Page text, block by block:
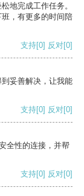
地完成工作任务。
，有更多的时间陪
支持[0] 反对[0]
妥善解决，让我能
支持[0] 反对[0]
全性的连接，并帮
支持[0] 反对[0]